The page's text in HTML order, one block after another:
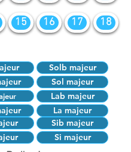
15 16 17 18
Solb majeur
Sol majeur
Lab majeur
La majeur
Sib majeur
Si majeur